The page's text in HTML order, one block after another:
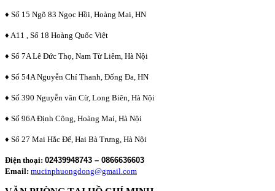
♦ Số 15 Ngõ 83 Ngọc Hồi, Hoàng Mai, HN
♦ A11 , Số 18 Hoàng Quốc Việt
♦ Số 7A Lê Đức Thọ, Nam Từ Liêm, Hà Nội
♦ Số 54A Nguyễn Chí Thanh, Đống Đa, HN
♦ Số 390 Nguyễn văn Cừ, Long Biên, Hà Nội
♦ Số 96A Định Công, Hoàng Mai, Hà Nội
♦ Số 27 Mai Hắc Đế, Hai Bà Trưng, Hà Nội
Điện thoại: 02439948743 – 0866636603
Email: mucinphuongdong@gmail.com